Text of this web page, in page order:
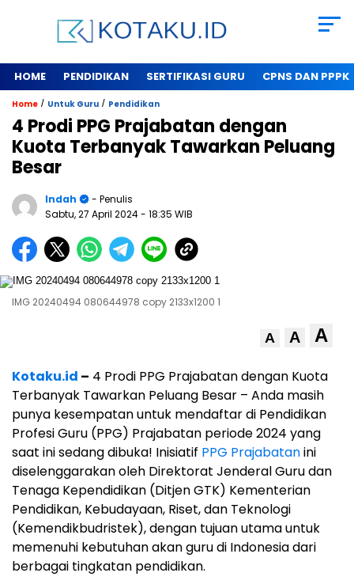
HOME PENDIDIKAN SERTIFIKASI GURU CPNS DAN PPPK
Home / Untuk Guru / Pendidikan
4 Prodi PPG Prajabatan dengan
Kuota Terbanyak Tawarkan Peluang
Besar
Indah
- Penulis
Sabtu, 27 April 2024- 18:35 WIB
IMG 20240494 080644978 copy 2133x1200 1
A A A
Kotaku.id – 4 Prodi PPG Prajabatan dengan Kuota
Terbanyak Tawarkan Peluang Besar – Anda masih
punya kesempatan untuk mendaftar di Pendidikan
Profesi Guru (PPG) Prajabatan periode 2024 yang
saat ini sedang dibuka! Inisiatif PPG Prajabatanini
diselenggarakan oleh Direktorat Jenderal Guru dan
Tenaga Kependidikan (Ditjen GTK) Kementerian
Pendidikan, Kebudayaan, Riset, dan Teknologi
(Kemendikbudristek), dengan tujuan utama untuk
memenuhi kebutuhan akan guru di Indonesia dari
berbagai tingkatan pendidikan.